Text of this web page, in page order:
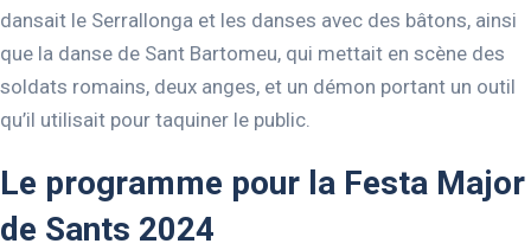
dansait le Serrallonga et les danses avec des bâtons, ainsi
que la danse de Sant Bartomeu, qui mettait en scène des
soldats romains, deux anges, et un démon portant un outil
qu’il utilisait pour taquiner le public.
Le programme pour la Festa Major
de Sants 2024